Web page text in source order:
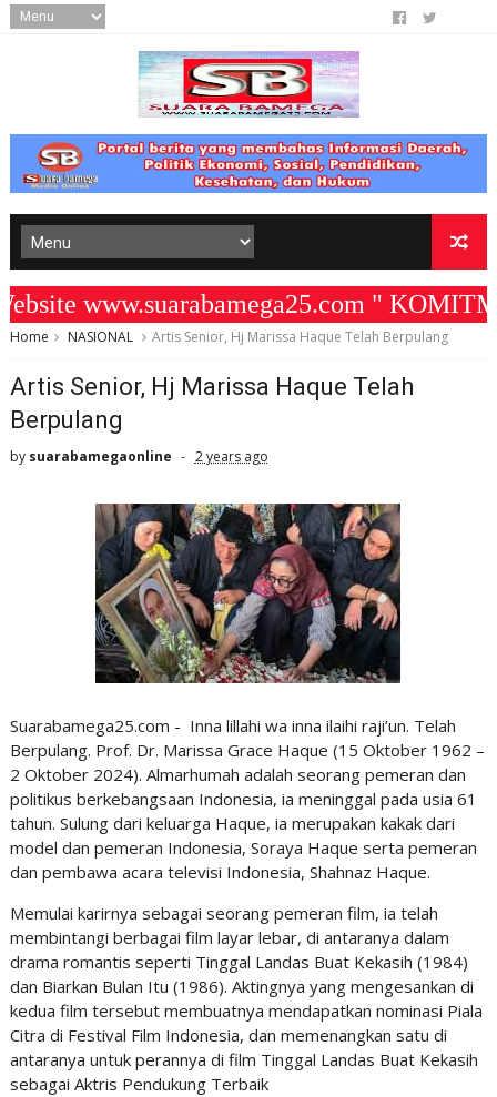
www.suarabamega25.com "
Home NASIONAL Artis Senior, Hj Marissa Haque Telah Berpulang
Artis Senior, Hj Marissa Haque Telah
Berpulang
by suarabamegaonline 2 years ago
Suarabamega25.com - Inna lillahi wa inna ilaihi raji’un. Telah
Berpulang. Prof. Dr. Marissa Grace Haque (15 Oktober 1962 –
2 Oktober 2024). Almarhumah adalah seorang pemeran dan
politikus berkebangsaan Indonesia, ia meninggal pada usia 61
tahun. Sulung dari keluarga Haque, ia merupakan kakak dari
model dan pemeran Indonesia, Soraya Haque serta pemeran
dan pembawa acara televisi Indonesia, Shahnaz Haque.
Memulai karirnya sebagai seorang pemeran film, ia telah
membintangi berbagai film layar lebar, di antaranya dalam
drama romantis seperti Tinggal Landas Buat Kekasih (1984)
dan Biarkan Bulan Itu (1986). Aktingnya yang mengesankan di
kedua film tersebut membuatnya mendapatkan nominasi Piala
Citra di Festival Film Indonesia, dan memenangkan satu di
antaranya untuk perannya di film Tinggal Landas Buat Kekasih
sebagai Aktris Pendukung Terbaik